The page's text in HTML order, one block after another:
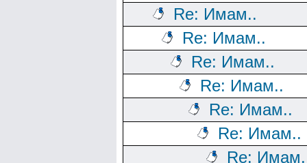
Re: Имам..
Re: Имам..
Re: Имам..
Re: Имам..
Re: Имам..
Re: Имам..
Re: